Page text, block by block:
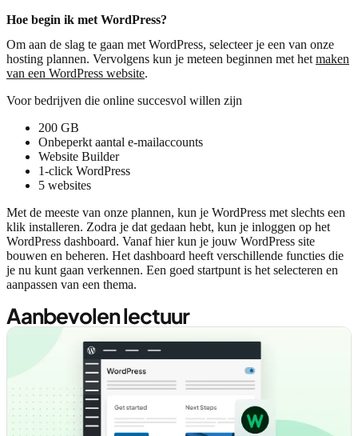
Hoe begin ik met WordPress?
Om aan de slag te gaan met WordPress, selecteer je een van onze
hosting plannen. Vervolgens kun je meteen beginnen met het maken
van een WordPress website.
Voor bedrijven die online succesvol willen zijn
200 GB
Onbeperkt aantal e-mailaccounts
Website Builder
1-click WordPress
5 websites
Met de meeste van onze plannen, kun je WordPress met slechts een
klik installeren. Zodra je dat gedaan hebt, kun je inloggen op het
WordPress dashboard. Vanaf hier kun je jouw WordPress site
bouwen en beheren. Het dashboard heeft verschillende functies die
je nu kunt gaan verkennen. Een goed startpunt is het selecteren en
aanpassen van een thema.
Aanbevolen lectuur